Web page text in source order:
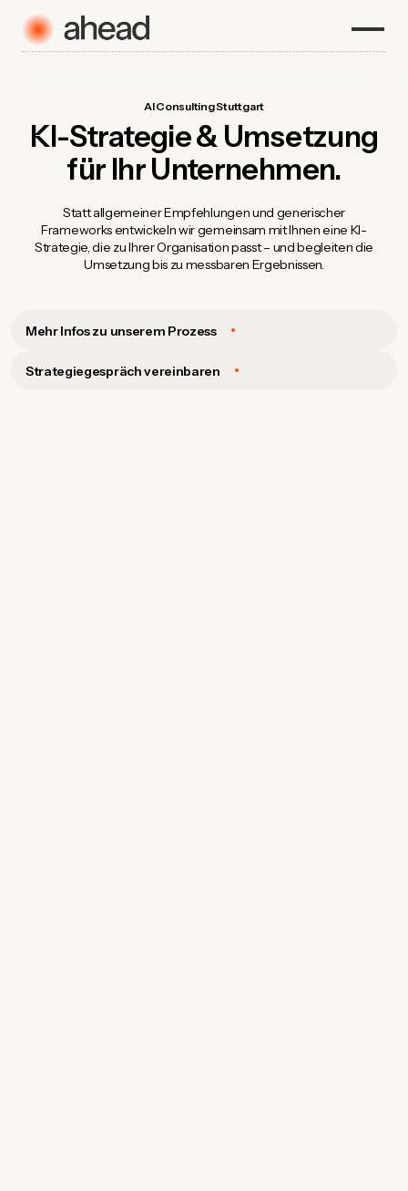
AI Consulting Stuttgart
KI-Strategie & Umsetzung
für Ihr Unternehmen.
Statt allgemeiner Empfehlungen und generischer
Frameworks entwickeln wir gemeinsam mit Ihnen eine KI-
Strategie, die zu Ihrer Organisation passt – und begleiten die
Umsetzung bis zu messbaren Ergebnissen.
Mehr Infos zu unserem Prozess
Strategiegespräch vereinbaren